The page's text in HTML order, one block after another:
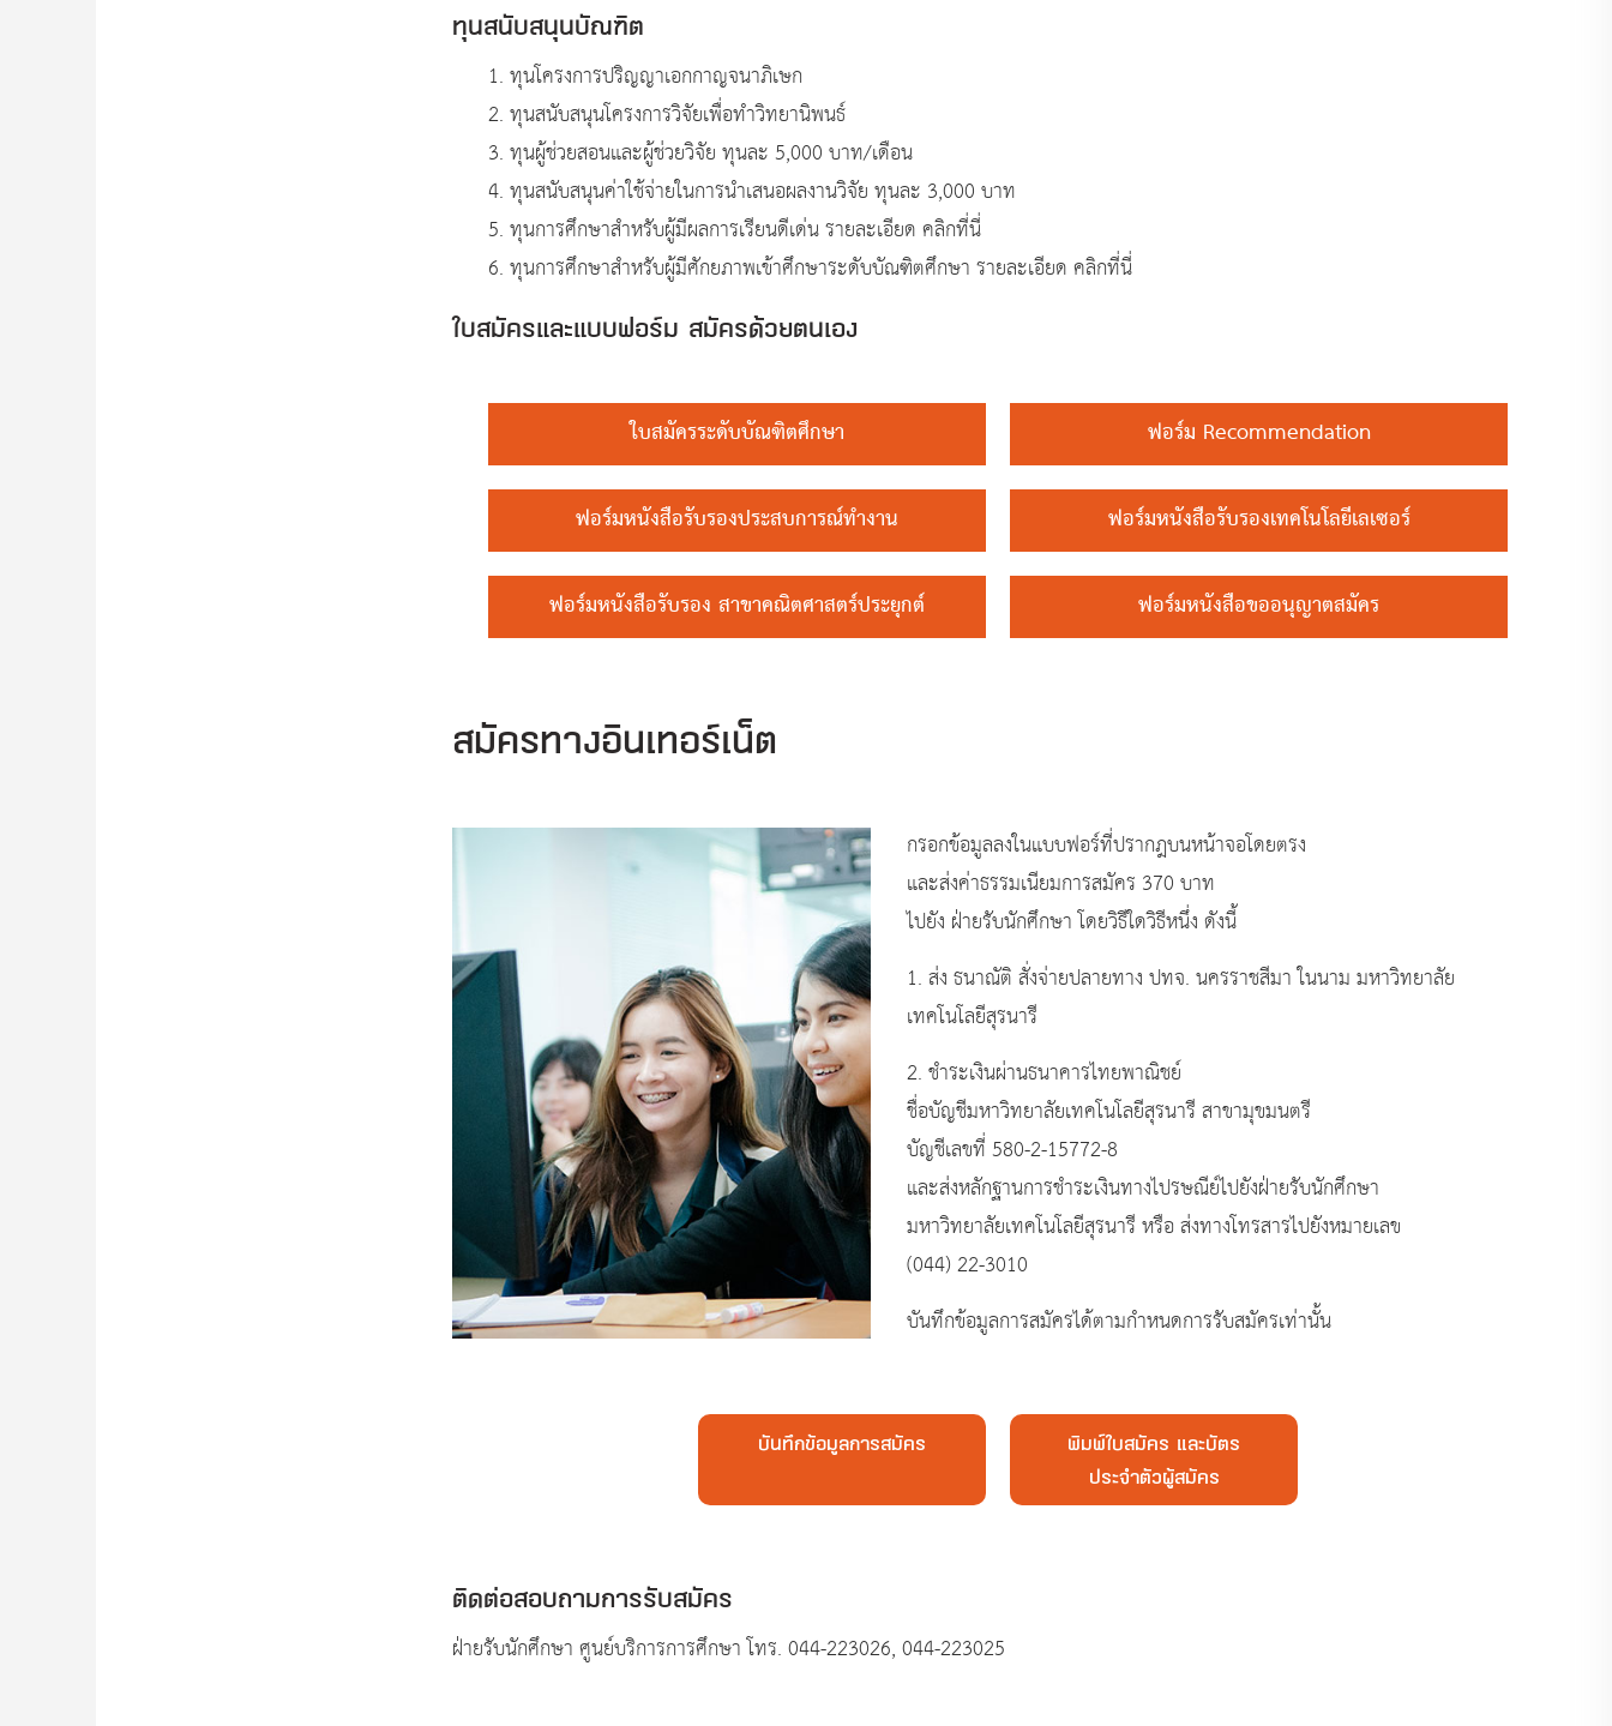
ทุนสนับสนุนบัณฑิต
1. ทุนโครงการปริญญาเอกกาญจนาภิเษก
2. ทุนสนับสนุนโครงการวิจัยเพื่อทำวิทยานิพนธ์
3. ทุนผู้ช่วยสอนและผู้ช่วยวิจัย ทุนละ 5,000 บาท/เดือน
4. ทุนสนับสนุนค่าใช้จ่ายในการนำเสนอผลงานวิจัย ทุนละ 3,000 บาท
5. ทุนการศึกษาสำหรับผู้มีผลการเรียนดีเด่น รายละเอียด คลิกที่นี่
6. ทุนการศึกษาสำหรับผู้มีศักยภาพเข้าศึกษาระดับบัณฑิตศึกษา รายละเอียด คลิกที่นี่
ใบสมัครและแบบฟอร์ม สมัครด้วยตนเอง
ใบสมัครระดับบัณฑิตศึกษา ฟอร์ม Recommendation
ฟอร์มหนังสือรับรองประสบการณ์ทำงาน ฟอร์มหนังสือรับรองเทคโนโลยีเลเซอร์
ฟอร์มหนังสือรับรอง สาขาคณิตศาสตร์ประยุกต์ ฟอร์มหนังสือขออนุญาตสมัคร
สมัครทางอินเทอร์เน็ต
กรอกข้อมูลลงในแบบฟอร์ที่ปรากฎบนหน้าจอโดยตรง
และส่งค่าธรรมเนียมการสมัคร 370 บาท
ไปยัง ฝ่ายรับนักศึกษา โดยวิธีใดวิธีหนึ่ง ดังนี้
1. ส่ง ธนาณัติ สั่งจ่ายปลายทาง ปทจ. นครราชสีมา ในนาม มหาวิทยาลัย
เทคโนโลยีสุรนารี
2. ชำระเงินผ่านธนาคารไทยพาณิชย์
ชื่อบัญชีมหาวิทยาลัยเทคโนโลยีสุรนารี สาขามุขมนตรี
บัญชีเลขที่ 580-2-15772-8
และส่งหลักฐานการชำระเงินทางไปรษณีย์ไปยังฝ่ายรับนักศึกษา
มหาวิทยาลัยเทคโนโลยีสุรนารี หรือ ส่งทางโทรสารไปยังหมายเลข
(044) 22-3010
บันทึกข้อมูลการสมัครได้ตามกำหนดการรับสมัครเท่านั้น
บันทึกข้อมูลการสมัคร
พิมพ์ใบสมัคร และบัตร
ประจำตัวผู้สมัคร
ติดต่อสอบถามการรับสมัคร
ฝ่ายรับนักศึกษา ศูนย์บริการการศึกษา โทร. 044-223026, 044-223025